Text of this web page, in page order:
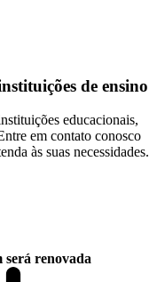
de ensino
educacionais,
em contato conosco
às suas necessidades.
será renovada